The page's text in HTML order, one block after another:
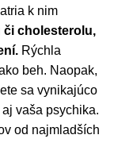
k nim
či cholesterolu,
Rýchla
beh. Naopak,
sa vynikajúco
vaša psychika.
od najmladších